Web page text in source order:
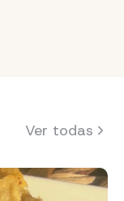
Ver todas